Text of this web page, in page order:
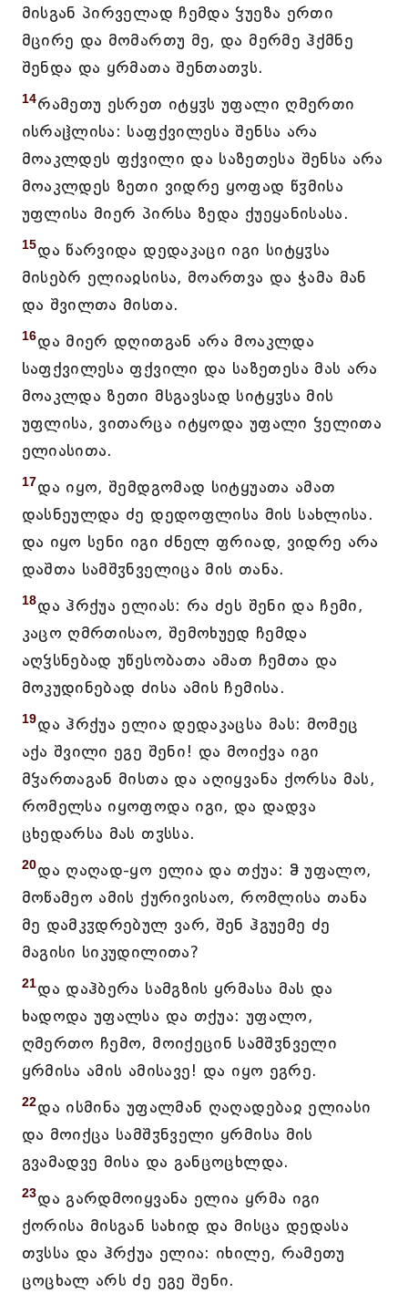
მისგან პირველად ჩემდა ჴუეზა ერთი
მცირე და მომართუ მე, და მერმე ჰქმნე
შენდა და ყრმათა შენთათჳს.
14რამეთუ ესრეთ იტყჳს უფალი ღმერთი
ისრაჱლისა: საფქვილესა შენსა არა
მოაკლდეს ფქვილი და საზეთესა შენსა არა
მოაკლდეს ზეთი ვიდრე ყოფად წჳმისა
უფლისა მიერ პირსა ზედა ქუეყანისასა.
15და წარვიდა დედაკაცი იგი სიტყჳსა
მისებრ ელიაჲსისა, მოართვა და ჭამა მან
და შვილთა მისთა.
16და მიერ დღითგან არა მოაკლდა
საფქვილესა ფქვილი და საზეთესა მას არა
მოაკლდა ზეთი მსგავსად სიტყჳსა მის
უფლისა, ვითარცა იტყოდა უფალი ჴელითა
ელიასითა.
17და იყო, შემდგომად სიტყუათა ამათ
დასნეულდა ძე დედოფლისა მის სახლისა.
და იყო სენი იგი ძნელ ფრიად, ვიდრე არა
დაშთა სამშჳნველიცა მის თანა.
18და ჰრქუა ელიას: რა ძეს შენი და ჩემი,
კაცო ღმრთისაო, შემოხუედ ჩემდა
აღჴსნებად უწესობათა ამათ ჩემთა და
მოკუდინებად ძისა ამის ჩემისა.
19და ჰრქუა ელია დედაკაცსა მას: მომეც
აქა შვილი ეგე შენი! და მოიქვა იგი
მჴართაგან მისთა და აღიყვანა ქორსა მას,
რომელსა იყოფოდა იგი, და დადვა
ცხედარსა მას თჳსსა.
20და ღაღად-ყო ელია და თქუა: ჵ უფალო,
მოწამეო ამის ქურივისაო, რომლისა თანა
მე დამკჳდრებულ ვარ, შენ ჰგუემე ძე
მაგისი სიკუდილითა?
21და დაჰბერა სამგზის ყრმასა მას და
ხადოდა უფალსა და თქუა: უფალო,
ღმერთო ჩემო, მოიქეცინ სამშჳნველი
ყრმისა ამის ამისავე! და იყო ეგრე.
22და ისმინა უფალმან ღაღადებაჲ ელიასი
და მოიქცა სამშჳნველი ყრმისა მის
გვამადვე მისა და განცოცხლდა.
23და გარდმოიყვანა ელია ყრმა იგი
ქორისა მისგან სახიდ და მისცა დედასა
თჳსსა და ჰრქუა ელია: იხილე, რამეთუ
ცოცხალ არს ძე ეგე შენი.